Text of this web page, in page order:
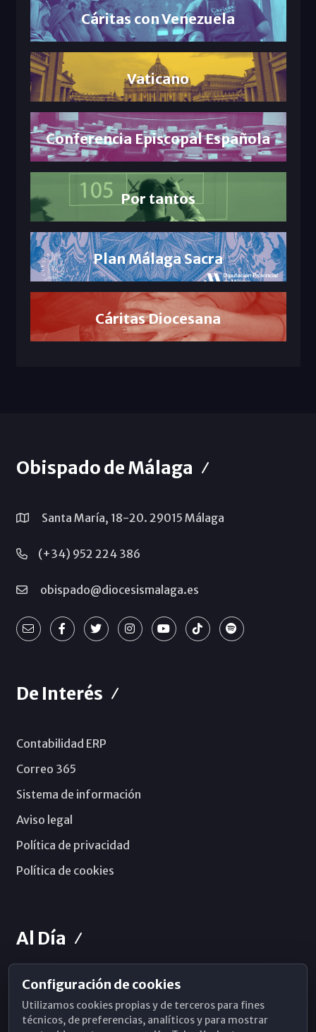
Cáritas con Venezuela
Vaticano
Conferencia Episcopal Española
Por tantos
Plan Málaga Sacra
Cáritas Diocesana
Obispado de Málaga
Santa María, 18-20. 29015 Málaga
(+34) 952 224 386
obispado@diocesismalaga.es
De Interés
Contabilidad ERP
Correo 365
Sistema de información
Aviso legal
Política de privacidad
Política de cookies
Al Día
Horarios de Misa
Hemeroteca
Configuración de cookies
Utilizamos cookies propias y de terceros para fines
técnicos, de preferencias, analíticos y para mostrar